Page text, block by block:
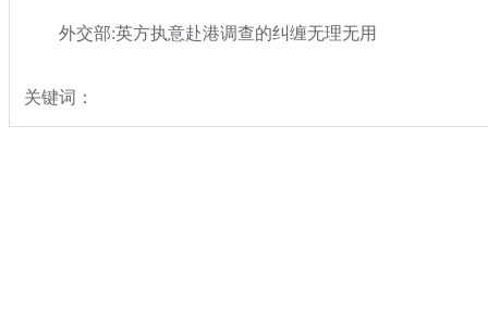
外交部:英方执意赴港调查的纠缠无理无用
关键词：